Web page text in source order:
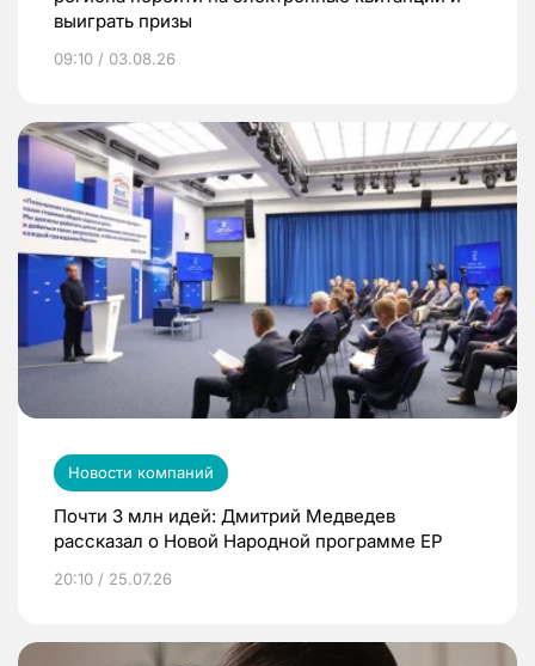
выиграть призы
09:10 / 03.08.26
Новости компаний
Почти 3 млн идей: Дмитрий Медведев
рассказал о Новой Народной программе ЕР
20:10 / 25.07.26